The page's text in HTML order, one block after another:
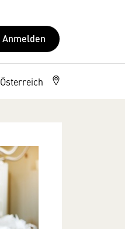
Anmelden
Österreich